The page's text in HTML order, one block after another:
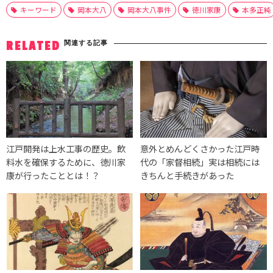
キーワード 岡本大八 岡本大八事件 徳川家康 本多正純
RELATED 関連する記事
江戸開発は上水工事の歴史。飲
料水を確保するために、徳川家
康が行ったこととは！？
意外とめんどくさかった江戸時
代の「家督相続」実は相続には
きちんと手続きがあった